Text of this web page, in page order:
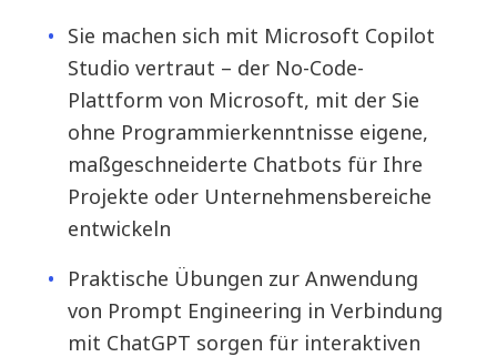
Sie machen sich mit Microsoft Copilot
Studio vertraut – der No-Code-
Plattform von Microsoft, mit der Sie
ohne Programmierkenntnisse eigene,
maßgeschneiderte Chatbots für Ihre
Projekte oder Unternehmensbereiche
entwickeln
Praktische Übungen zur Anwendung
von Prompt Engineering in Verbindung
mit ChatGPT sorgen für interaktiven